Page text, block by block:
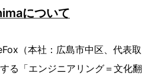
について
（本社：広島市中区、代表取
る「エンジニアリング＝文化翻